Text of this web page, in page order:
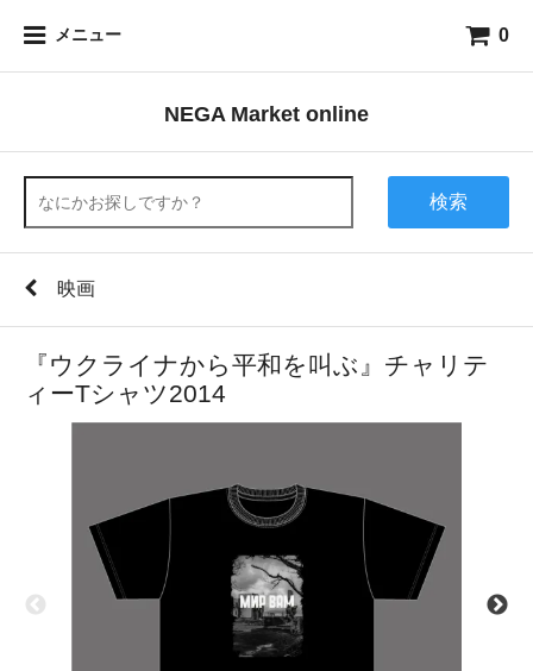
メニュー 0
NEGA Market online
検索
映画
『ウクライナから平和を叫ぶ』チャリテ
ィーTシャツ2014